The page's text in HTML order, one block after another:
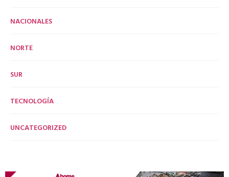
NACIONALES
NORTE
SUR
TECNOLOGÍA
UNCATEGORIZED